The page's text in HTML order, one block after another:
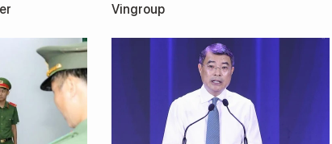
Vingroup